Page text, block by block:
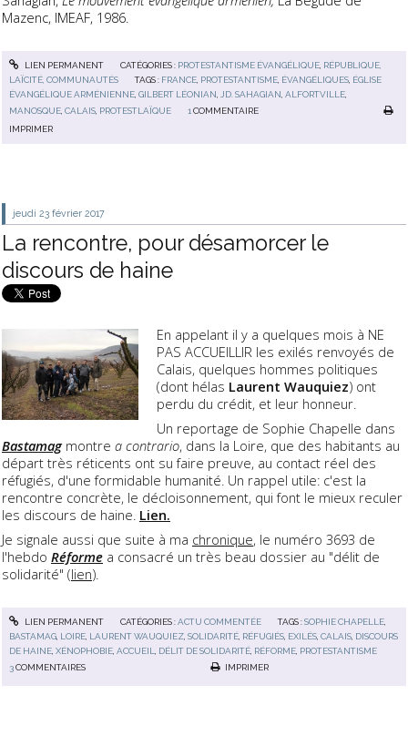
Mazenc, IMEAF, 1986.
LIEN PERMANENT CATÉGORIES : PROTESTANTISME ÉVANGÉLIQUE, RÉPUBLIQUE,
LAÏCITÉ, COMMUNAUTÉS
TAGS : FRANCE PROTESTANTISME ÉVANGÉLIQUES ÉGLISE
ÉVANGÉLIQUE ARMÉNIENNE ,GILBERT LÉONIAN JD. SAHAGIAN ,ALFORTVILLE
MANOSQUE,CALAIS, PROTESTLAÏQUE 1 COMMENTAIRE
IMPRIMER
jeudi 23 février 2017
La rencontre, pour désamorcer le
discours de haine
En appelant il y a quelques mois à NE
PAS ACCUEILLIR les exilés renvoyés de
Calais, quelques hommes politiques
(dont hélas Laurent Wauquiez) ont
perdu du crédit, et leur honneur.
Un reportage de Sophie Chapelle dans
Bastamagmontre a contrario, dans la Loire, que des habitants au
départ très réticents ont su faire preuve, au contact réel des
réfugiés, d'une formidable humanité. Un rappel utile: c'est la
rencontre concrète, le décloisonnement, qui font le mieux reculer
les discours de haine. Lien.
Je signale aussi que suite à ma chronique, le numéro 3693 de
l'hebdo Réforme a consacré un très beau dossier au "délit de
solidarité" (lien).
LIEN PERMANENT CATÉGORIES :ACTU COMMENTÉE TAGS :SOPHIE CHAPELLE
BASTAMAG LOIRE LAURENT WAUQUIEZ ,SOLIDARITÉ RÉFUGIÉS EXILÉS ,CALAIS DISCOURS
DE HAINE ,XÉNOPHOBIE ,ACCUEIL DÉLIT DE SOLIDARITÉ RÉFORME PROTESTANTISME
3COMMENTAIRES IMPRIMER